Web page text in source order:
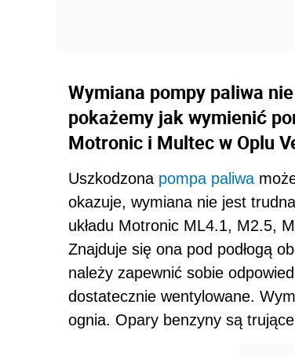
Wymiana pompy paliwa
pokażemy jak wymienić
Motronic i Multec w Oplu
Uszkodzona pompa paliwa
okazuje, wymiana nie jest
układu Motronic ML4.1, M2.5,
Znajduje się ona pod podłogą
należy zapewnić sobie
dostatecznie wentylowane.
ognia. Opary benzyny są trujące